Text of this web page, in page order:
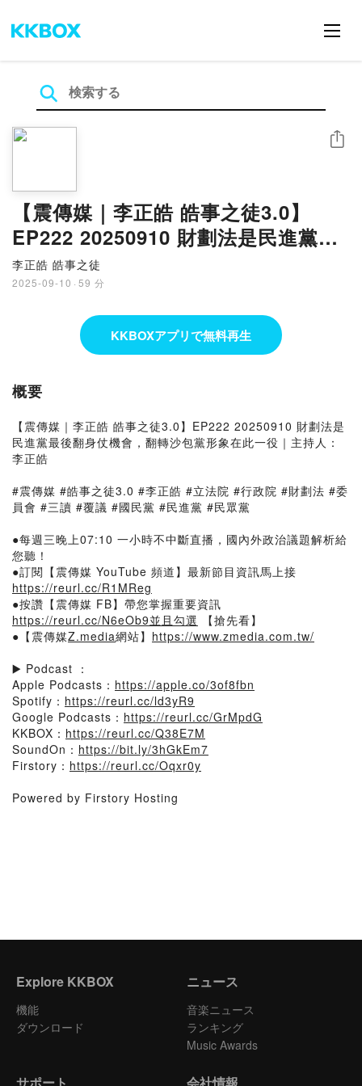
【震傳媒｜李正皓 皓事之徒3.0】
EP222 20250910 財劃法是民進黨最
後翻身仗機會，翻轉沙包黨形象在此
一役｜主持人：李正皓
李正皓 皓事之徒
2025-09-10 · 59 分
シェア
KKBOXアプリで無料再生
概要
【震傳媒｜李正皓 皓事之徒3.0】EP222 20250910 財劃法是
民進黨最後翻身仗機會，翻轉沙包黨形象在此一役｜主持人：
李正皓
#震傳媒 #皓事之徒3.0 #李正皓 #立法院 #行政院 #財劃法 #委
員會 #三讀 #覆議 #國民黨 #民進黨 #民眾黨
●每週三晚上07:10 一小時不中斷直播，國內外政治議題解析給
您聽！
●訂閱【震傳媒 YouTube 頻道】最新節目資訊馬上接
https://reurl.cc/R1MReg​​​​​​​​
●按讚【震傳媒 FB】帶您掌握重要資訊
https://reurl.cc/N6eOb9​​​​​​​​並且勾選 【搶先看】
●【震傳媒Z.media網站】 https://www.zmedia.com.tw/​​​
▶️ Podcast ：
Apple Podcasts： https://apple.co/3of8fbn
Spotify： https://reurl.cc/ld3yR9
Google Podcasts： https://reurl.cc/GrMpdG
KKBOX： https://reurl.cc/Q38E7M
SoundOn： https://bit.ly/3hGkEm7
Firstory： https://reurl.cc/Oqxr0y
Powered by Firstory Hosting
Explore KKBOX
機能
ダウンロード
ニュース
音楽ニュース
ランキング
Music Awards